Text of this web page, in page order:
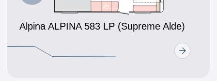
Alpina ALPINA 583 LP (Supreme Alde)